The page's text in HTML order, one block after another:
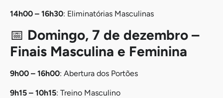
14h00 – 16h30: Eliminatórias Masculinas
📅 Domingo, 7 de dezembro –
Finais Masculina e Feminina
9h00 – 16h00: Abertura dos Portões
9h15 – 10h15: Treino Masculino